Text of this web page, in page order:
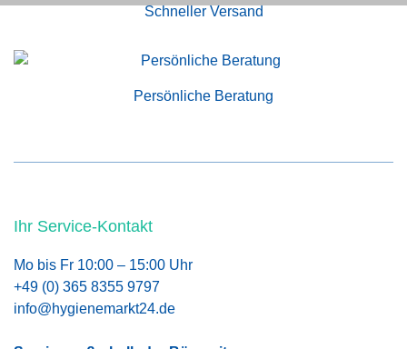
Schneller Versand
Persönliche Beratung
Ihr Service-Kontakt
Mo bis Fr 10:00 – 15:00 Uhr
+49 (0) 365 8355 9797
info@hygienemarkt24.de